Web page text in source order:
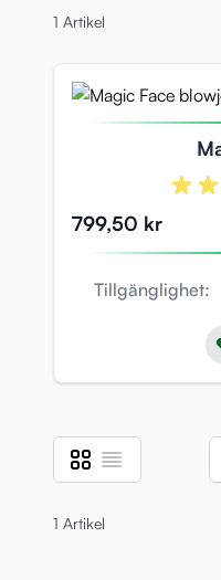
1 Artikel
799,50 kr
Tillgänglighet:
Visa som
RutnätListvy
1 Artikel